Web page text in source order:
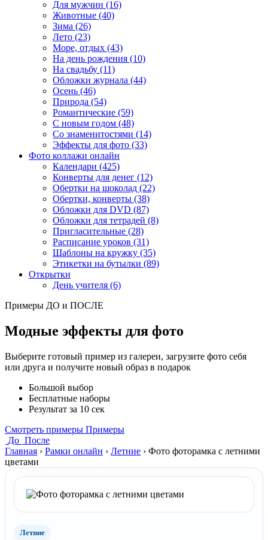
Для мужчин (16)
Животные (40)
Зима (26)
Лето (23)
Море, отдых (43)
На день рождения (10)
На свадьбу (11)
Обложки журнала (44)
Осень (46)
Природа (54)
Романтические (59)
С новым годом (48)
Со знаменитостями (14)
Эффекты для фото (33)
Фото коллажи онлайн
Календари (425)
Конверты для денег (12)
Обертки на шоколад (22)
Обертки, конверты (38)
Обложки для DVD (87)
Обложки для тетрадей (8)
Пригласительные (28)
Расписание уроков (31)
Шаблоны на кружку (35)
Этикетки на бутылки (89)
Открытки
День учителя (6)
Примеры ДО и ПОСЛЕ
Модные эффекты для фото
Выберите готовый пример из галереи, загрузите фото себя
или друга и получите новый образ в подарок
Большой выбор
Бесплатные наборы
Результат за 10 сек
Смотреть примеры Примеры
До После
Главная › Рамки онлайн › Летние › Фото фоторамка с летними
цветами
Летние